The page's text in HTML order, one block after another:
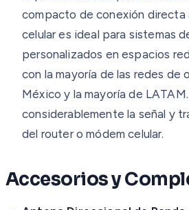
compacto de conexión directa
celular es ideal para sistemas
personalizados en espacios
con la mayoría de las redes de
México y la mayoría de
considerablemente la señal y
del router o módem celular.
Accesorios y